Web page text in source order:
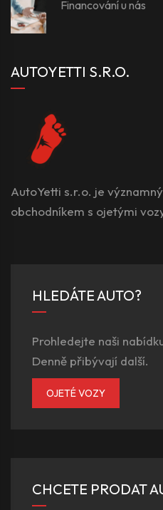
Financování u nás
AUTOYETTI S.R.O.
AutoYetti s.r.o. je
obchodníkem s ojetými
HLEDÁTE AUTO?
Prohledejte naši
Denně přibývají další.
OJETÉ VOZY
CHCETE PRODAT